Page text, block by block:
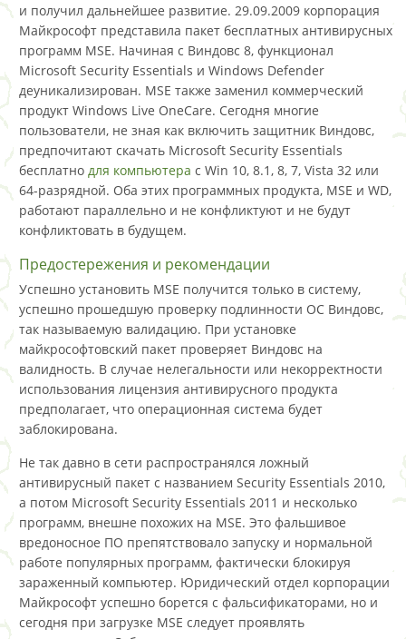
и получил дальнейшее развитие. 29.09.2009 корпорация
Майкрософт представила пакет бесплатных антивирусных
программ MSE. Начиная с Виндовс 8, функционал
Microsoft Security Essentials и Windows Defender
деуникализирован. MSE также заменил коммерческий
продукт Windows Live OneCare. Сегодня многие
пользователи, не зная как включить защитник Виндовс,
предпочитают скачать Microsoft Security Essentials
бесплатно для компьютера с Win 10, 8.1, 8, 7, Vista 32 или
64-разрядной. Оба этих программных продукта, MSE и WD,
работают параллельно и не конфликтуют и не будут
конфликтовать в будущем.
Предостережения и рекомендации
Успешно установить MSE получится только в систему,
успешно прошедшую проверку подлинности ОС Виндовс,
так называемую валидацию. При установке
майкрософтовский пакет проверяет Виндовс на
валидность. В случае нелегальности или некорректности
использования лицензия антивирусного продукта
предполагает, что операционная система будет
заблокирована.
Не так давно в сети распространялся ложный
антивирусный пакет с названием Security Essentials 2010,
а потом Microsoft Security Essentials 2011 и несколько
программ, внешне похожих на MSE. Это фальшивое
вредоносное ПО препятствовало запуску и нормальной
работе популярных программ, фактически блокируя
зараженный компьютер. Юридический отдел корпорации
Майкрософт успешно борется с фальсификаторами, но и
сегодня при загрузке MSE следует проявлять